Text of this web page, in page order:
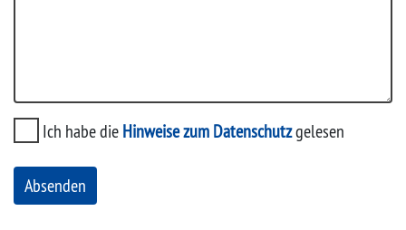
Ich habe die Hinweise zum Datenschutzgelesen